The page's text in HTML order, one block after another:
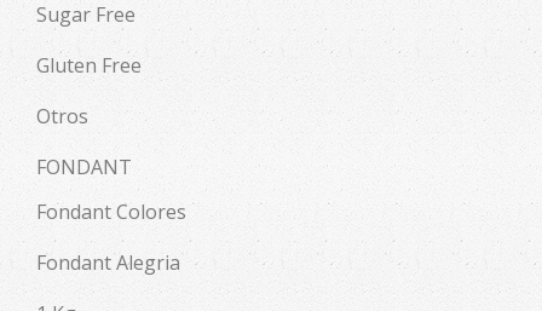
Sugar Free
Gluten Free
Otros
FONDANT
Fondant Colores
Fondant Alegria